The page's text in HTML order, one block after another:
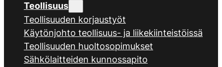
Teollisuus
Teollisuuden korjaustyöt
Käytönjohto teollisuus- ja liikekiinteistöissä
Teollisuuden huoltosopimukset
Sähkölaitteiden kunnossapito